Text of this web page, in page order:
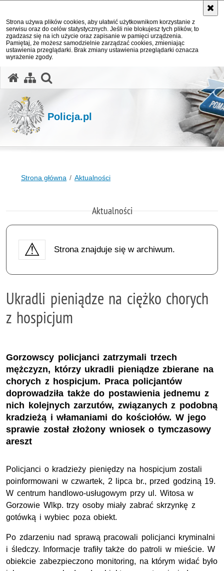
Strona używa plików cookies, aby ułatwić użytkownikom korzystanie z
serwisu oraz do celów statystycznych. Jeśli nie blokujesz tych plików, to
zgadzasz się na ich użycie oraz zapisanie w pamięci urządzenia.
Pamiętaj, że możesz samodzielnie zarządzać cookies, zmieniając
ustawienia przeglądarki. Brak zmiany ustawienia przeglądarki oznacza
wyrażenie zgody.
Policja.pl
Strona główna Aktualności
Aktualności
Strona znajduje się w archiwum.
Ukradli pieniądze na ciężko chorych
z hospicjum
Gorzowscy policjanci zatrzymali trzech
mężczyzn, którzy ukradli pieniądze zbierane na
chorych z hospicjum. Praca policjantów
doprowadziła także do postawienia jednemu z
nich kolejnych zarzutów, związanych z podobną
kradzieżą i włamaniami do kościołów. W jego
sprawie został złożony wniosek o tymczasowy
areszt
Policjanci o kradzieży pieniędzy na hospicjum zostali
poinformowani w czwartek, 2 lipca br., przed godziną 19.
W centrum handlowo-usługowym przy ul. Witosa w
Gorzowie Wlkp. trzy osoby miały zabrać skrzynkę z
gotówką i wybiec poza obiekt.
Po zdarzeniu nad sprawą pracowali policjanci kryminalni
i śledczy. Informacje trafiły także do patroli w mieście. W
obiekcie zabezpieczono monitoring, na którym widać było